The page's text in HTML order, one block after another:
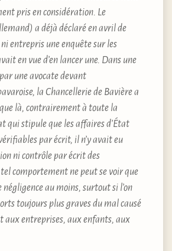
pris en considération. Le
a déjà déclaré en avril de
entrepris une enquête sur les
en vue d’en lancer une. Dans une
une avocate devant
la Chancellerie de Bavière a
là, contrairement à toute la
qui stipule que les affaires d’État
par écrit, il n’y avait eu
ni contrôle par écrit des
tel comportement ne peut se voir que
négligence au moins, surtout si l’on
toujours plus graves du mal causé
aux entreprises, aux enfants, aux